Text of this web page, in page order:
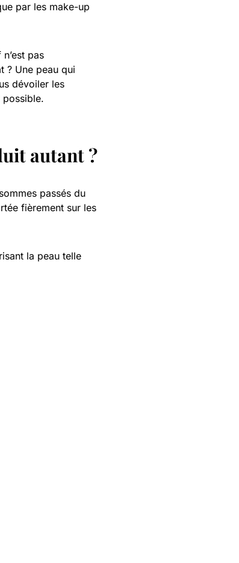
par les make-up
pas
? Une peau qui
dévoiler les
autant ?
passés du
fièrement sur les
la peau telle